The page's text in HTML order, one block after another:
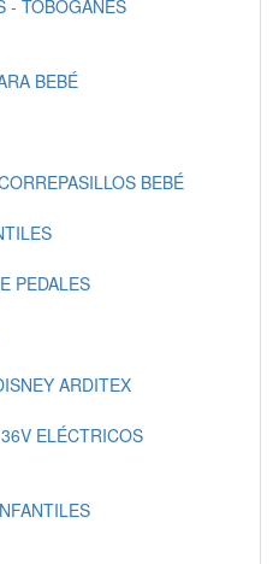
- TOBOGANES
BEBÉ
BEBÉ
PEDALES
ARDITEX
ELÉCTRICOS